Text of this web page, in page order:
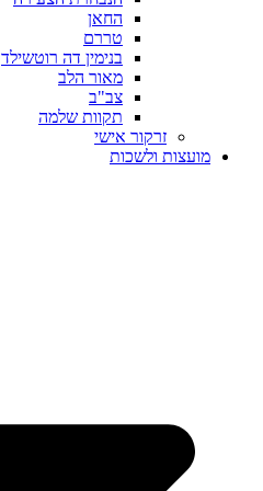
החאן
טררם
בנימין דה רוטשילד
מאור הלב
צב"ב
תקוות שלמה
זרקור אישי
מועצות ולשכות